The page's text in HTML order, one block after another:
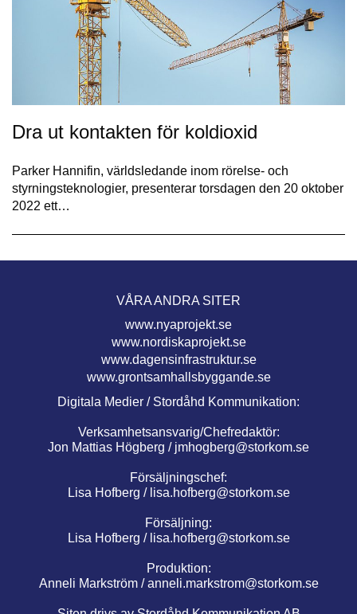
Dra ut kontakten för koldioxid
Parker Hannifin, världsledande inom rörelse- och
styrningsteknologier, presenterar torsdagen den 20 oktober
2022 ett…
VÅRA ANDRA SITER
www.nyaprojekt.se
www.nordiskaprojekt.se
www.dagensinfrastruktur.se
www.grontsamhallsbyggande.se
Digitala Medier / Stordåhd Kommunikation:
Verksamhetsansvarig/Chefredaktör:
Jon Mattias Högberg / jmhogberg@storkom.se
Försäljningschef:
Lisa Hofberg / lisa.hofberg@storkom.se
Försäljning:
Lisa Hofberg / lisa.hofberg@storkom.se
Produktion:
Anneli Markström /anneli.markstrom@storkom.se